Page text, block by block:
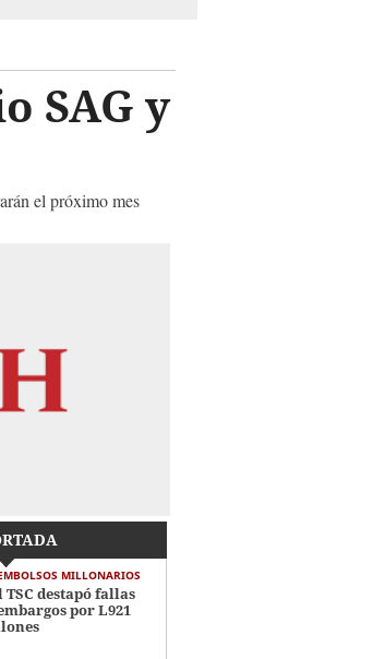
SAG y
el próximo mes
MILLONARIOS
TSC destapó fallas
por L921